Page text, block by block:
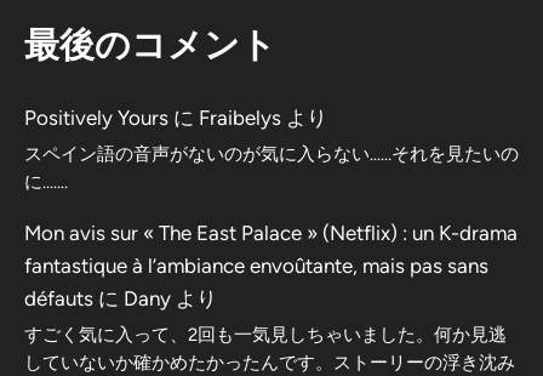
最後のコメント
Positively Yours に Fraibelys より
スペイン語の音声がないのが気に入らない……それを見たいの
に…….
Mon avis sur « The East Palace » (Netflix) : un K-drama
fantastique à l’ambiance envoûtante, mais pas sans
défauts に Dany より
すごく気に入って、2回も一気見しちゃいました。何か見逃
していないか確かめたかったんです。ストーリーの浮き沈み